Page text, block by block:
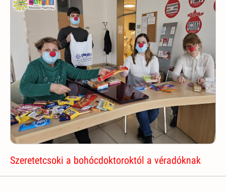
Szeretetcsoki a bohócdoktoroktól a véradóknak